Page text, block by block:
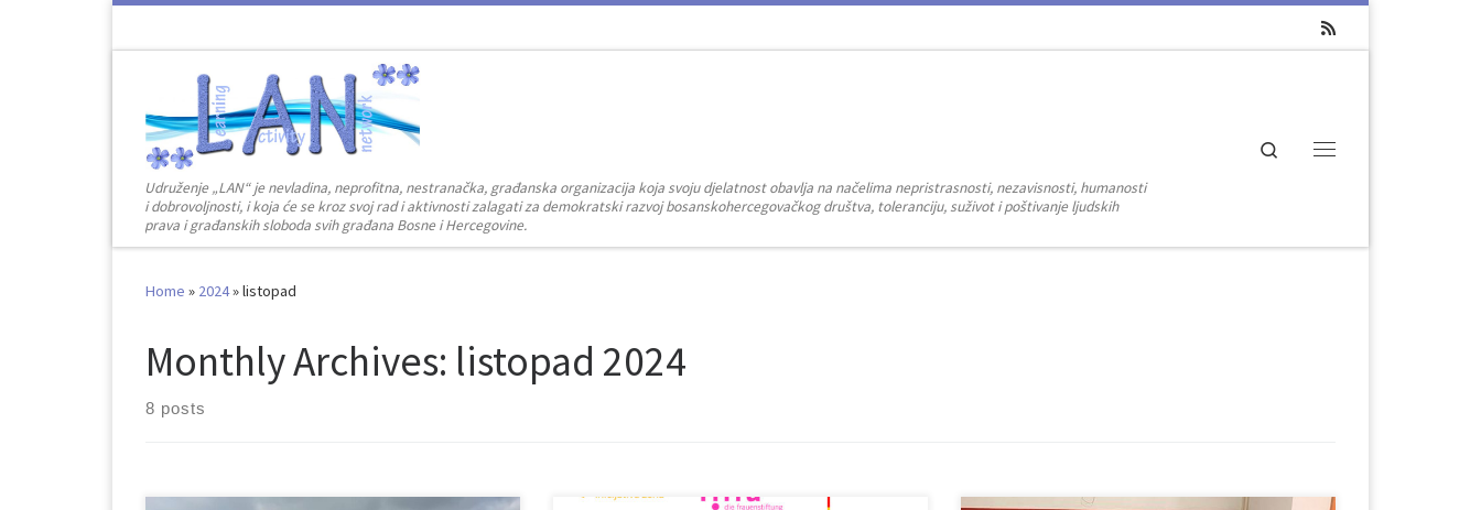
Udruženje „LAN“ je nevladina, neprofitna, nestranačka, građanska organizacija koja svoju djelatnost obavlja na načelima nepristrasnosti, nezavisnosti, humanosti
i dobrovoljnosti, i koja će se kroz svoj rad i aktivnosti zalagati za demokratski razvoj bosanskohercegovačkog društva, toleranciju, suživot i poštivanje ljudskih
prava i građanskih sloboda svih građana Bosne i Hercegovine.
Search
Home » 2024»listopad
Monthly Archives: listopad 2024
8 posts